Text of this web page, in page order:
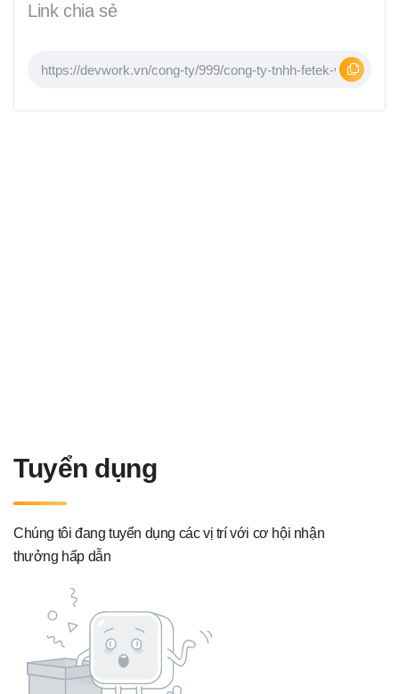
Link chia sẻ
Tuyển dụng
Chúng tôi đang tuyển dụng các vị trí với cơ hội nhận
thưởng hấp dẫn